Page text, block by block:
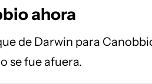
ahora
de Darwin para
se fue afuera.